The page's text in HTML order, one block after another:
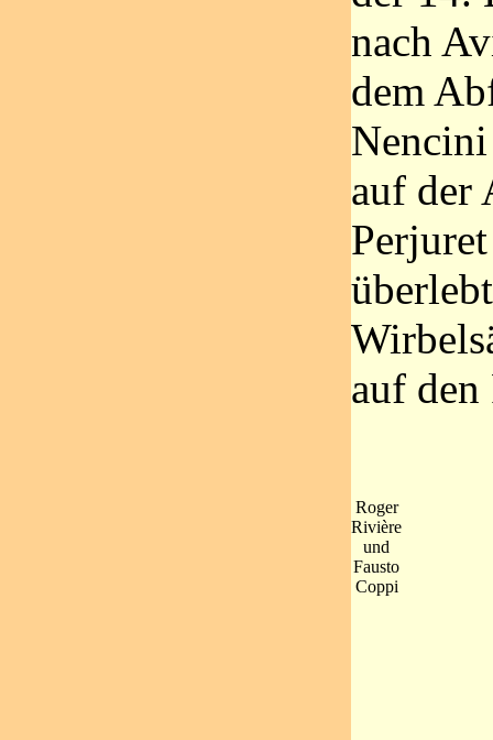
nach
dem
auf der
auf
Roger
Rivière
und
Fausto
Coppi